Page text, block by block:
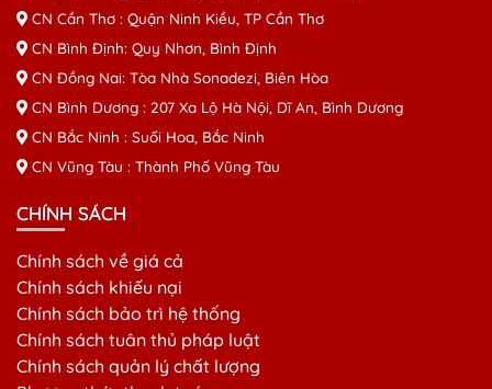
CN Cần Thơ : Quận Ninh Kiều, TP Cần Thơ
CN Bình Định: Quy Nhơn, Bình Định
CN Đồng Nai: Tòa Nhà Sonadezi, Biên Hòa
CN Bình Dương : 207 Xa Lộ Hà Nội, Dĩ An, Bình Dương
CN Bắc Ninh : Suối Hoa, Bắc Ninh
CN Vũng Tàu : Thành Phố Vũng Tàu
CHÍNH SÁCH
Chính sách về giá cả
Chính sách khiếu nại
Chính sách bảo trì hệ thống
Chính sách tuân thủ pháp luật
Chính sách quản lý chất lượng